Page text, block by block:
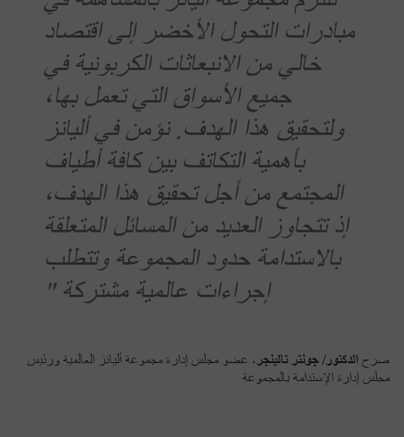
مبادرات التحول الأخضر إلى اقتصاد
خالي من الانبعاثات الكربونية في
جميع الأسواق التي تعمل بها،
ولتحقيق هذا الهدف. نؤمن في أليانز
بأهمية التكاتف بين كافة أطياف
المجتمع من أجل تحقيق هذا الهدف،
إذ تتجاوز العديد من المسائل المتعلقة
بالاستدامة حدود المجموعة وتتطلب
إجراءات عالمية مشتركة "
صرح الدكتور/ جونتر تالينجر، عضو مجلس إدارة مجموعة أليانز العالمية ورئيس
مجلس إدارة الإستدامة بالمجموعة